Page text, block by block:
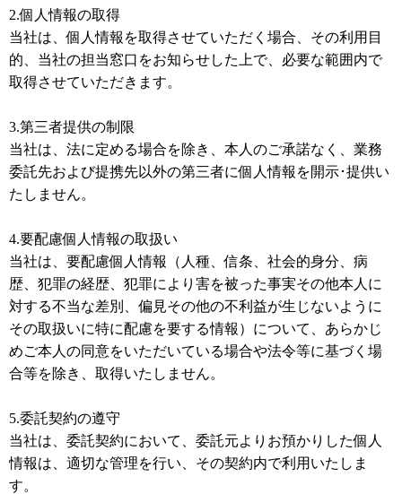
2.個人情報の取得
当社は、個人情報を取得させていただく場合、その利用目
的、当社の担当窓口をお知らせした上で、必要な範囲内で
取得させていただきます。
3.第三者提供の制限
当社は、法に定める場合を除き、本人のご承諾なく、業務
委託先および提携先以外の第三者に個人情報を開示･提供い
たしません。
4.要配慮個人情報の取扱い
当社は、要配慮個人情報（人種、信条、社会的身分、病
歴、犯罪の経歴、犯罪により害を被った事実その他本人に
対する不当な差別、偏見その他の不利益が生じないように
その取扱いに特に配慮を要する情報）について、あらかじ
めご本人の同意をいただいている場合や法令等に基づく場
合等を除き、取得いたしません。
5.委託契約の遵守
当社は、委託契約において、委託元よりお預かりした個人
情報は、適切な管理を行い、その契約内で利用いたしま
す。